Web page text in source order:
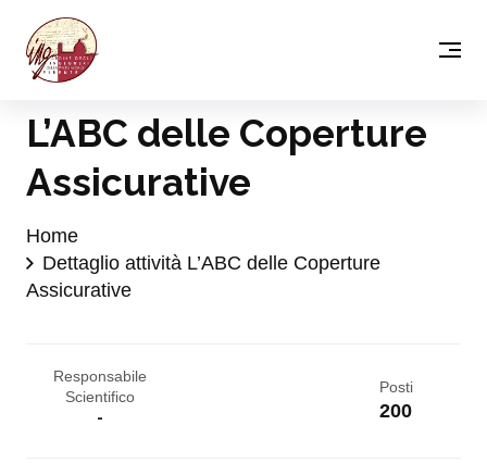
L’ABC delle Coperture
Assicurative
Home
Dettaglio attività L’ABC delle Coperture
Assicurative
Responsabile
Scientifico
-
Posti
200